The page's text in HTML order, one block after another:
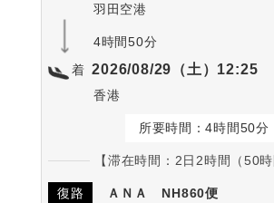
羽田空港
4時間50分
着 2026/08/29（土）12:25
香港
所要時間：4時間50分
【滞在時間：2日2時間（50時
復路 ＡＮＡ
NH860便